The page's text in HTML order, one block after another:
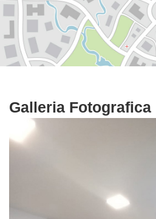
Galleria Fotografica